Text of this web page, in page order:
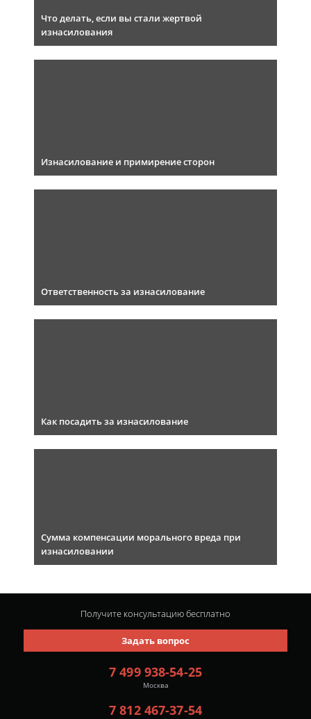
Что делать, если вы стали жертвой
изнасилования
Изнасилование и примирение сторон
Ответственность за изнасилование
Как посадить за изнасилование
Сумма компенсации морального вреда при
изнасиловании
7 499 938-54-25
Москва
7 812 467-37-54
Задать вопрос
Получите консультациюбесплатно